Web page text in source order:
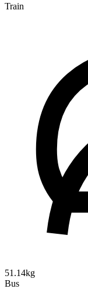
Train
51.14kg
Bus